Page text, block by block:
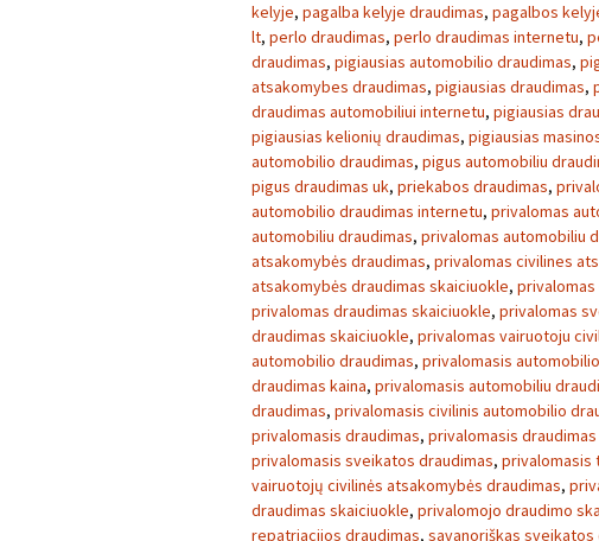
kelyje, pagalba kelyje draudimas, pagalbos
lt, perlo draudimas, perlo draudimas internetu,
draudimas, pigiausias automobilio draudimas,
atsakomybes draudimas, pigiausias draudimas,
draudimas automobiliui internetu, pigiausias
pigiausias kelionių draudimas, pigiausias
automobilio draudimas, pigus automobiliu
pigus draudimas uk, priekabos draudimas,
automobilio draudimas internetu, privalomas
automobiliu draudimas, privalomas automobiliu
atsakomybės draudimas, privalomas civilines
atsakomybės draudimas skaiciuokle, privalomas
privalomas draudimas skaiciuokle, privalomas
draudimas skaiciuokle, privalomas vairuotoju
automobilio draudimas, privalomasis
draudimas kaina, privalomasis automobiliu
draudimas, privalomasis civilinis automobilio
privalomasis draudimas, privalomasis
privalomasis sveikatos draudimas, privalomasis
vairuotojų civilinės atsakomybės draudimas,
draudimas skaiciuokle, privalomojo draudimo
repatriacijos draudimas, savanoriškas sveikatos